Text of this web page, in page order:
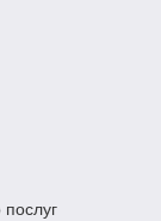
послуг